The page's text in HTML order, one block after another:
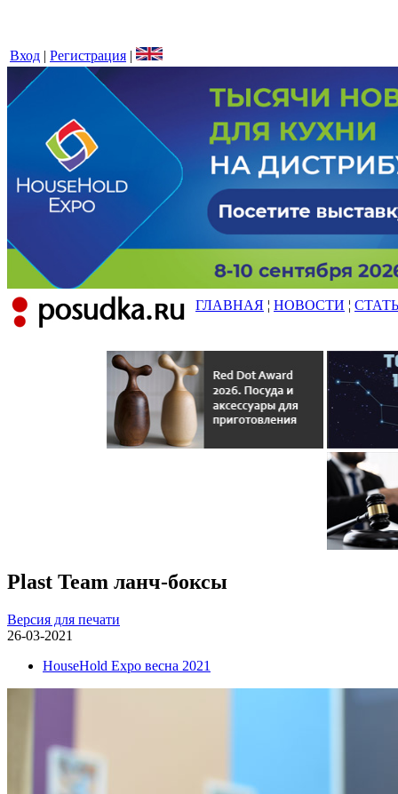
Вход | Регистрация |
ГЛАВНАЯ ¦ НОВОСТИ ¦
Plast Team ланч-боксы
Версия для печати
26-03-2021
HouseHold Expo весна 2021